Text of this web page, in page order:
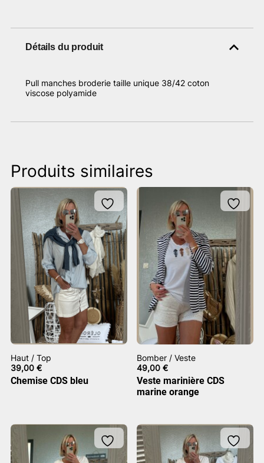
Détails du produit
Pull manches broderie taille unique 38/42 coton
viscose polyamide
Produits similaires
Haut / Top
39,00 €
Chemise CDS bleu
Bomber / Veste
49,00€
Veste marinière CDS
marine orange